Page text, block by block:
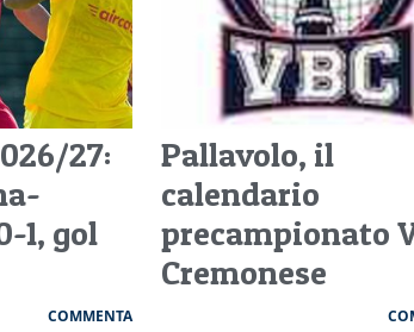
27:
1, gol
COMMENTA
Pallavolo, il
calendario
precampionato
Cremonese